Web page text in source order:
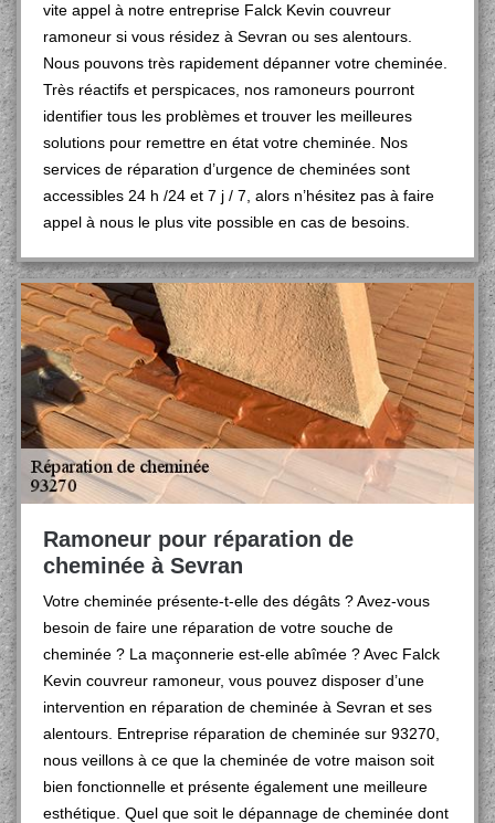
vite appel à notre entreprise Falck Kevin couvreur
ramoneur si vous résidez à Sevran ou ses alentours.
Nous pouvons très rapidement dépanner votre cheminée.
Très réactifs et perspicaces, nos ramoneurs pourront
identifier tous les problèmes et trouver les meilleures
solutions pour remettre en état votre cheminée. Nos
services de réparation d’urgence de cheminées sont
accessibles 24 h /24 et 7 j / 7, alors n’hésitez pas à faire
appel à nous le plus vite possible en cas de besoins.
Ramoneur pour réparation de
cheminée à Sevran
Votre cheminée présente-t-elle des dégâts ? Avez-vous
besoin de faire une réparation de votre souche de
cheminée ? La maçonnerie est-elle abîmée ? Avec Falck
Kevin couvreur ramoneur, vous pouvez disposer d’une
intervention en réparation de cheminée à Sevran et ses
alentours. Entreprise réparation de cheminée sur 93270,
nous veillons à ce que la cheminée de votre maison soit
bien fonctionnelle et présente également une meilleure
esthétique. Quel que soit le dépannage de cheminée dont